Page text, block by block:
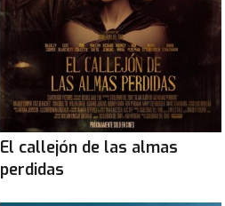
El callejón de las almas
perdidas